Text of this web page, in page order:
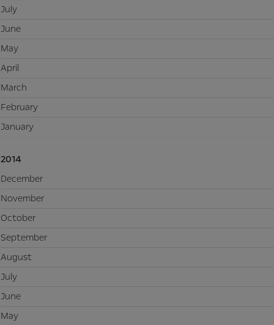
July
June
May
April
March
February
January
2014
December
November
October
September
August
July
June
May